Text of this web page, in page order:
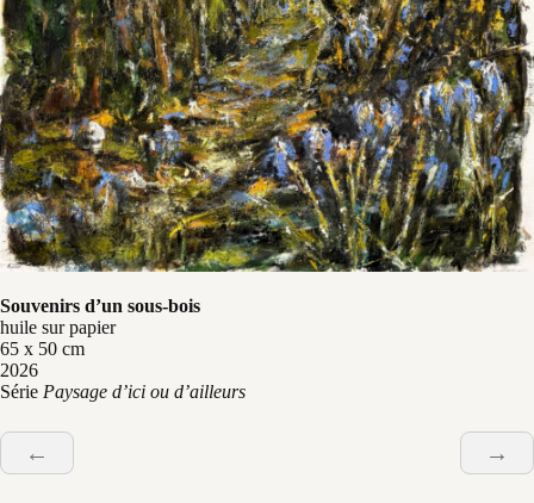
Souvenirs d’un sous-bois
huile sur papier
65 x 50 cm
2026
Série Paysage d’ici ou d’ailleurs
← →